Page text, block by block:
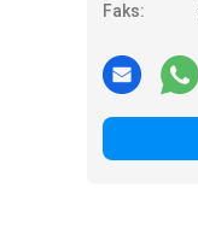
Faks: